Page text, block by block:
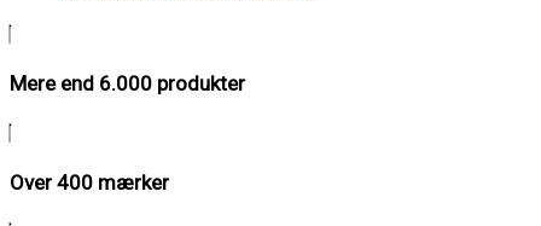
Mere end 6.000 produkter
Over 400 mærker